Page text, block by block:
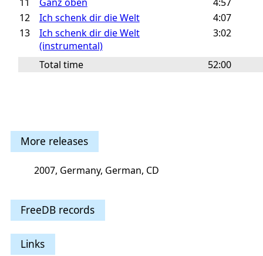
12
Ich schenk dir die Welt
4:07
13
Ich schenk dir die Welt
(instrumental)
3:02
Total time 52:00
More releases
2007, Germany, German, CD
FreeDB records
Links